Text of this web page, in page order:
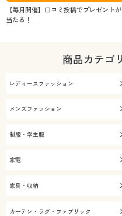
【毎月開催】口コミ投稿でプレゼントが
当たる！
商品カテゴ
レディースファッション
メンズファッション
制服・学生服
家電
家具・収納
カーテン・ラグ・ファブリック